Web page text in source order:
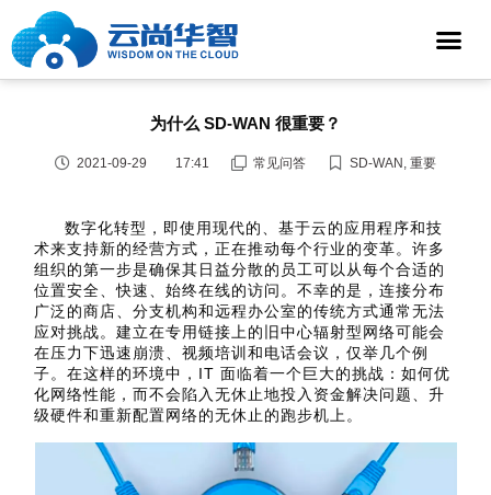
为什么 SD-WAN 很重要？
2021-09-29 17:41 常见问答 SD-WAN, 重要
数字化转型，即使用现代的、基于云的应用程序和技
术来支持新的经营方式，正在推动每个行业的变革。许多
组织的第一步是确保其日益分散的员工可以从每个合适的
位置安全、快速、始终在线的访问。不幸的是，连接分布
广泛的商店、分支机构和远程办公室的传统方式通常无法
应对挑战。建立在专用链接上的旧中心辐射型网络可能会
在压力下迅速崩溃、视频培训和电话会议，仅举几个例
子。在这样的环境中，IT 面临着一个巨大的挑战：如何优
化网络性能，而不会陷入无休止地投入资金解决问题、升
级硬件和重新配置网络的无休止的跑步机上。